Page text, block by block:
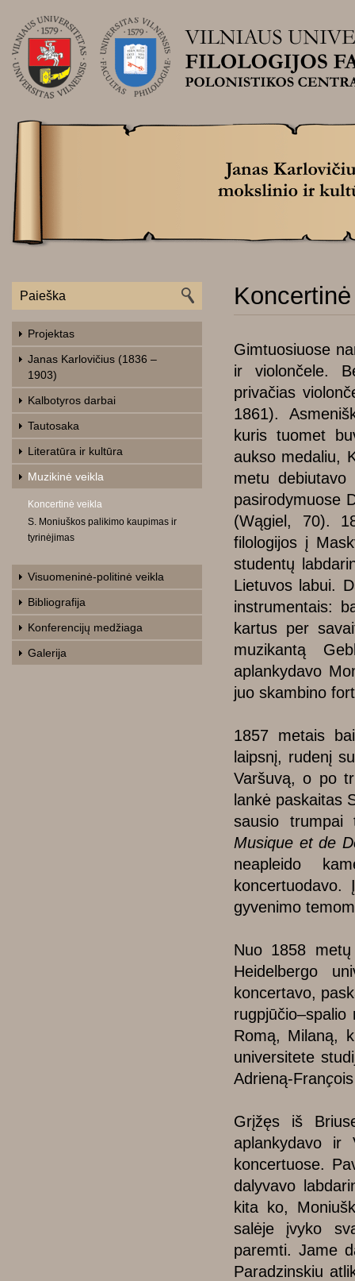
Projektas
Janas Karlovičius (1836 –
1903)
Kalbotyros darbai
Tautosaka
Literatūra ir kultūra
Muzikinė veikla
Koncertinė veikla
S. Moniuškos palikimo kaupimas ir
tyrinėjimas
Visuomeninė-politinė veikla
Bibliografija
Konferencijų medžiaga
Galerija
Gimtuosiuose
ir violončele.
privačias
1861).
kuris tuomet
aukso medaliu,
metu debiutavo
pasirodymuose
(Wągiel, 70).
filologijos į
studentų
Lietuvos labui.
instrumentais:
kartus per
muzikantą
aplankydavo
juo skambino
1857 metais
laipsnį, rudenį
Varšuvą, o po
lankė paskaitas
sausio trumpai
Musique et de
neapleido
koncertuodavo.
gyvenimo
Nuo 1858
Heidelbergo
koncertavo,
Romą, Milaną,
universitete
Adrieną-Franç
Grįžęs iš
aplankydavo ir
koncertuose.
dalyvavo
kita ko,
salėje įvyko
paremti. Jame
Paradzinskiu